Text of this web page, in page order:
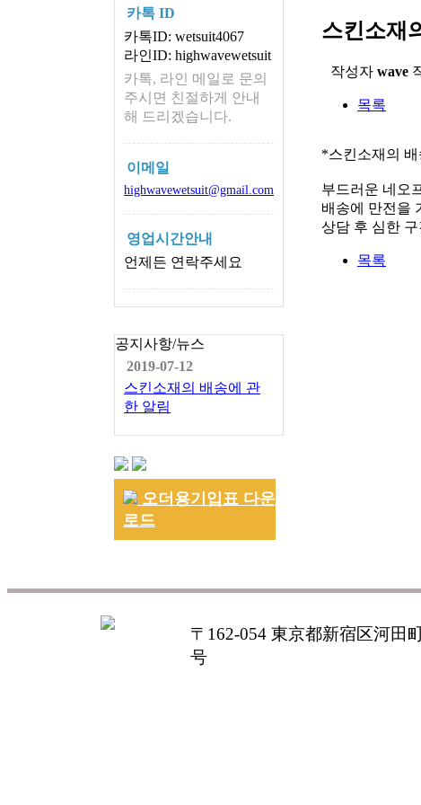
카톡 ID
카톡ID: wetsuit4067
라인ID: highwavewetsuit
카톡, 라인 메일로 문의
주시면 친절하게 안내
해 드리겠습니다.
이메일
highwavewetsuit@gmail.com
영업시간안내
언제든 연락주세요
공지사항/뉴스
2019-07-12
스킨소재의 배송에 관
한 알림
오더용기입표 다운
로드
스킨소재
작성자 wave
목록
*스킨소재의
부드러운 네오
배송에 만전을
상담 후 심한
목록
〒162-054 東京都新宿区河田
号